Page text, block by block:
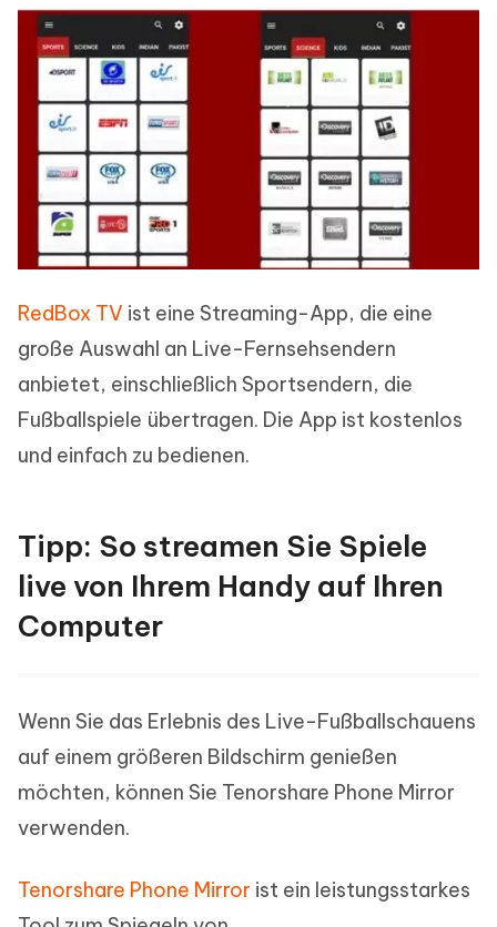
RedBox TV ist eine Streaming-App, die eine
große Auswahl an Live-Fernsehsendern
anbietet, einschließlich Sportsendern, die
Fußballspiele übertragen. Die App ist kostenlos
und einfach zu bedienen.
Tipp: So streamen Sie Spiele
live von Ihrem Handy auf Ihren
Computer
Wenn Sie das Erlebnis des Live-Fußballschauens
auf einem größeren Bildschirm genießen
möchten, können Sie Tenorshare Phone Mirror
verwenden.
Tenorshare Phone Mirror ist ein leistungsstarkes